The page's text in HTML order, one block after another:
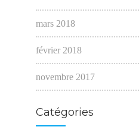
mars 2018
février 2018
novembre 2017
Catégories